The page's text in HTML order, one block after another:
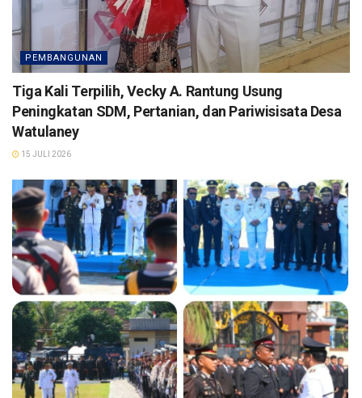
PEMBANGUNAN
Tiga Kali Terpilih, Vecky A. Rantung Usung
Peningkatan SDM, Pertanian, dan Pariwisisata Desa
Watulaney
15 JULI 2026